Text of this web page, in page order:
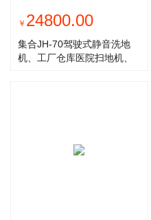
￥ 24800.00
集合JH-70驾驶式静音洗地
机、工厂仓库医院扫地机、